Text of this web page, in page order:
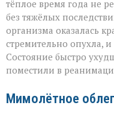
тёплое время года не
без тяжёлых
организма оказалась
стремительно опухла,
Состояние быстро
поместили в
Мимолётное